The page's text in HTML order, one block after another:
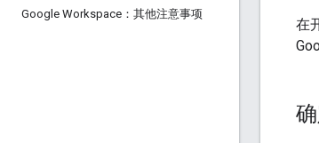
Google Workspace：其他注意事项
在